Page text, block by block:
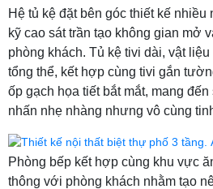
Hệ tủ kệ đặt bên góc thiết kế nhiều
kỹ cao sát trần tạo không gian mở
phòng khách. Tủ kệ tivi dài, vật
tổng thể, kết hợp cùng tivi gắn
ốp gạch họa tiết bắt mắt, mang
nhấn nhẹ nhàng nhưng vô cùng
Phòng bếp kết hợp cùng khu vực
thông với phòng khách nhằm tạo